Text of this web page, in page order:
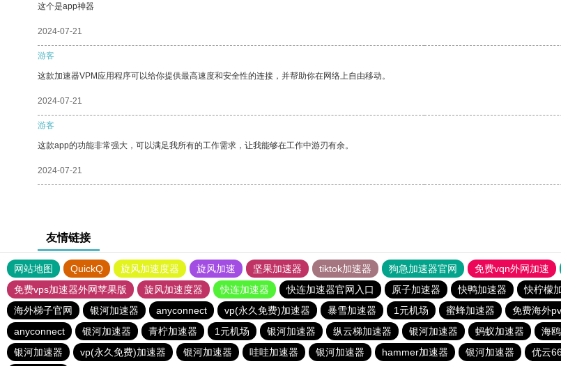
这个是app神器
2024-07-21
游客
这款加速器VPM应用程序可以给你提供最高速度和安全性的连接，并帮助你在网络上自由移动。
2024-07-21
游客
这款app的功能非常强大，可以满足我所有的工作需求，让我能够在工作中游刃有余。
2024-07-21
友情链接
网站地图 QuickQ 旋风加速度器 旋风加速 坚果加速器 tiktok加速器 狗急加速器官网 免费vqn外网加速
免费vps加速器外网苹果版
旋风加速度器 快连加速器 快连加速器官网入口 原子加速器 快鸭加速器 快柠檬
海外梯子官网
银河加速器 anyconnect vp(永久免费)加速器 暴雪加速器 1元机场 蜜蜂加速器 免费海外
anyconnect
银河加速器 青柠加速器 1元机场 银河加速器 纵云梯加速器 银河加速器 蚂蚁加速器 海
银河加速器
vp(永久免费)加速器 银河加速器 哇哇加速器 银河加速器 hammer加速器 银河加速器 优云